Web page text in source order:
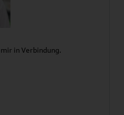
in Verbindung.